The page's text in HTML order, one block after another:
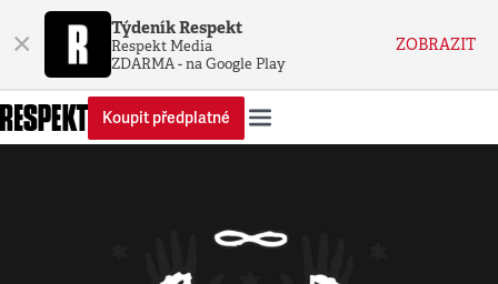
× Týdeník Respekt
Respekt Media
ZDARMA - na Google Play
ZOBRAZIT
Koupit předplatné